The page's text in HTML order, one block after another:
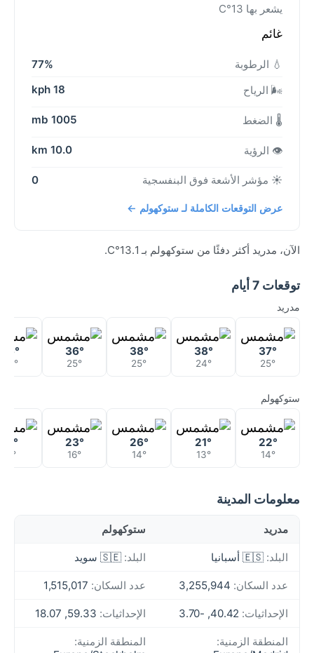
يشعر بها 13°C
غائم
💧 الرطوبة
77%
🌬️ الرياح
18 kph
🌡️ الضغط 1005 mb
👁️ الرؤية 10.0 km
☀️ مؤشر الأشعة فوق البنفسجية 0
عرض التوقعات الكاملة لـ ستوكهولم ←
الآن، مدريد أكثر دفئًا من ستوكهولم بـ 13.1°C.
توقعات 7 أيام
مدريد
37°
25°
38°
24°
38°
25°
36°
25°
36°
23°
ستوكهولم
22°
14°
21°
13°
26°
14°
23°
16°
21°
11°
معلومات المدينة
مدريد ستوكهولم
البلد: 🇪🇸 أسبانيا البلد: 🇸🇪 سويد
عدد السكان: عدد السكان:
الإحداثيات: الإحداثيات:
المنطقة الزمنية:
المنطقة الزمنية: